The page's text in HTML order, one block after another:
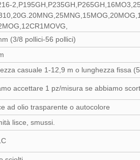
(3/8 pollici-56 pollici)
casuale 1-12,9 m o lunghezza fissa
accettare 1 pz/misura se abbiamo
ad olio trasparente o autocolore
lisce, smussi.